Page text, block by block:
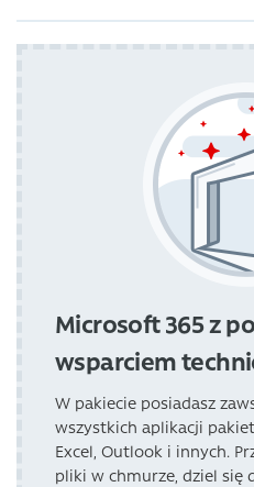
Microsoft 365 z
wsparciem
W pakiecie posiadasz
wszystkich aplikacji
Excel, Outlook i innych.
pliki w chmurze, dziel się